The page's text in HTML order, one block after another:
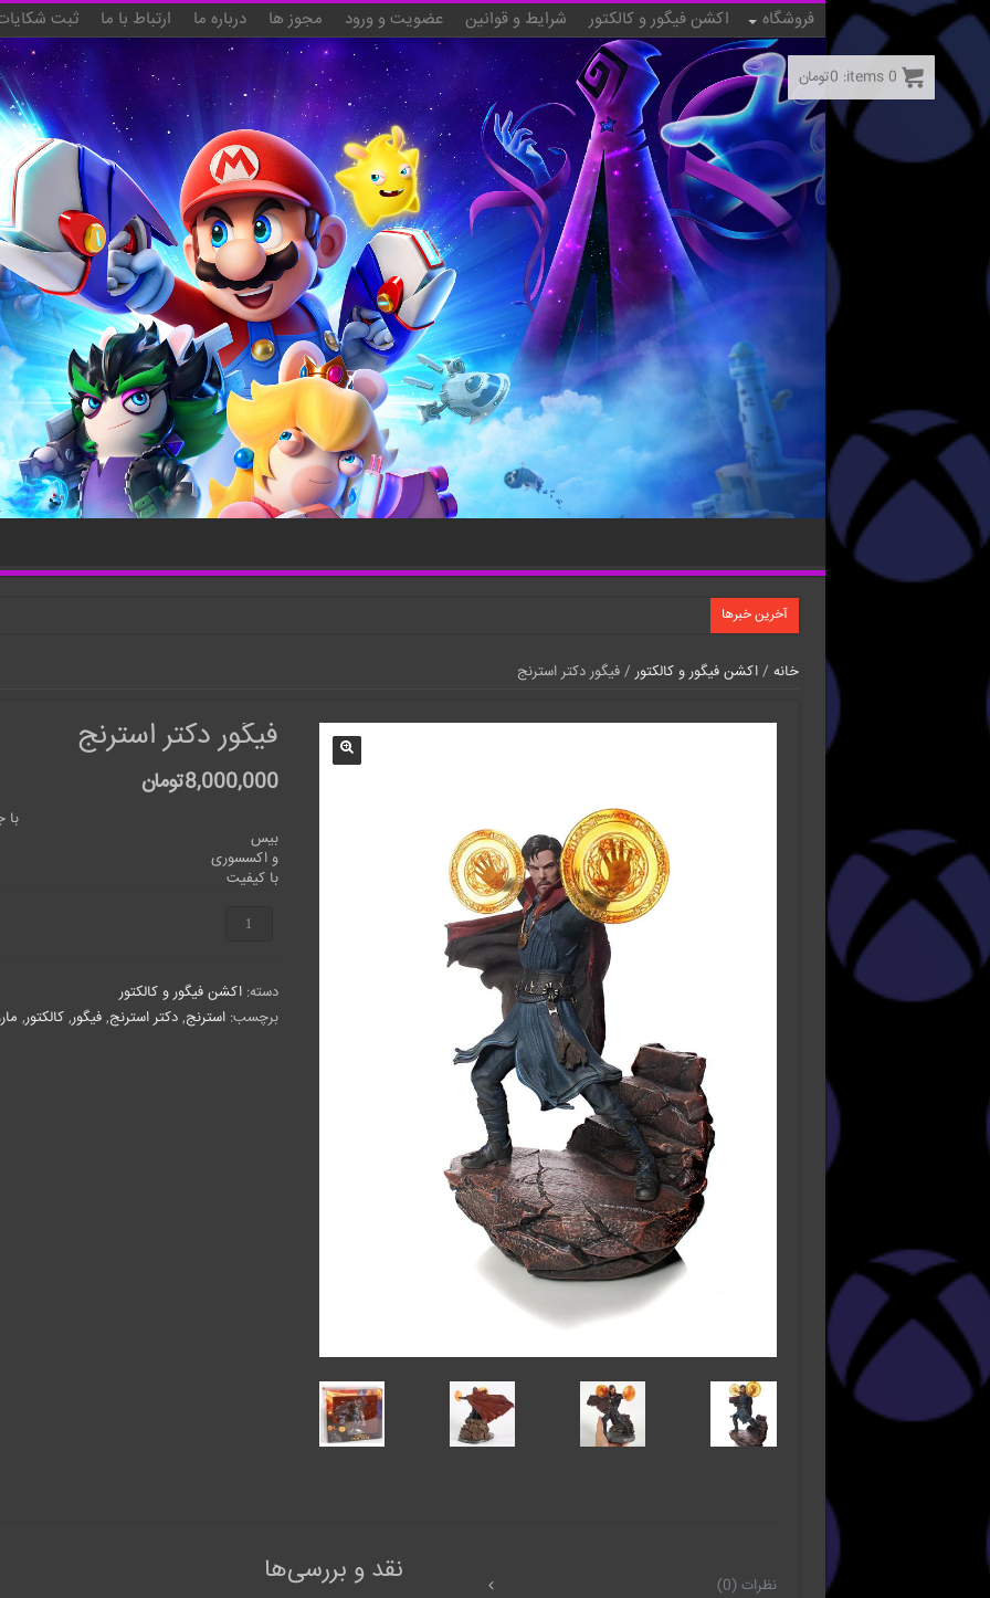
فروشگاه اکشن فیگور و کالکتور شرایط و قوانین عضویت و ورود مجوز ها درباره ما ارتباط با ما ثبت
آخرین خبرها
خانه /اکشن فیگور و کالکتور/ فیگور دکتر استرنج
فیگور دکتر استرنج
8,000,000تومان
با
بیس
و اکسسوری
با کیفیت
دسته: اکشن فیگور و کالکتور
برچسب: استرنج, دکتر استرنج, فیگور, کالکتور,
نظرات (0) نقد و بررسی‌ها
0
items:
0تومان